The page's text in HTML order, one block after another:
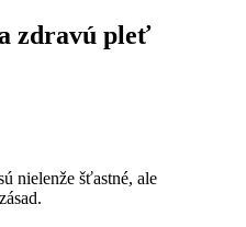
zdravú pleť
nielenže šťastné, ale